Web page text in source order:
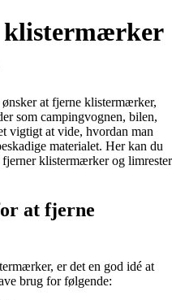
klistermærker
at fjerne klistermærker,
som campingvognen, bilen,
vigtigt at vide, hvordan man
materialet. Her kan du
klistermærker og limrester
at fjerne
er det en god idé at
brug for følgende: